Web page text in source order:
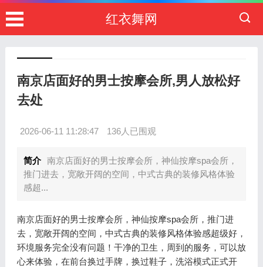
红衣舞网
南京店面好的男士按摩会所,男人放松好
去处
2026-06-11 11:28:47 136人已围观
简介 南京店面好的男士按摩会所，神仙按摩spa会所，
推门进去，宽敞开阔的空间，中式古典的装修风格体验
感超...
南京店面好的男士按摩会所，神仙按摩spa会所，推门进
去，宽敞开阔的空间，中式古典的装修风格体验感超级好，
环境服务完全没有问题！干净的卫生，周到的服务，可以放
心来体验，在前台换过手牌，换过鞋子，洗浴模式正式开